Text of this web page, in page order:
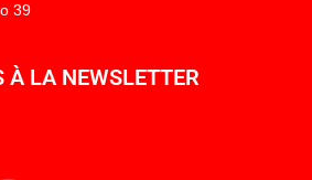
39
À LA NEWSLETTER